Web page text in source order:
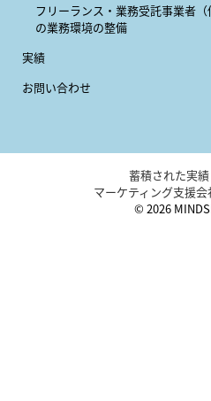
フリーランス・業務受託事業者
の業務環境の整備
実績
お問い合わせ
蓄積された実
マーケティング支援
© 2026